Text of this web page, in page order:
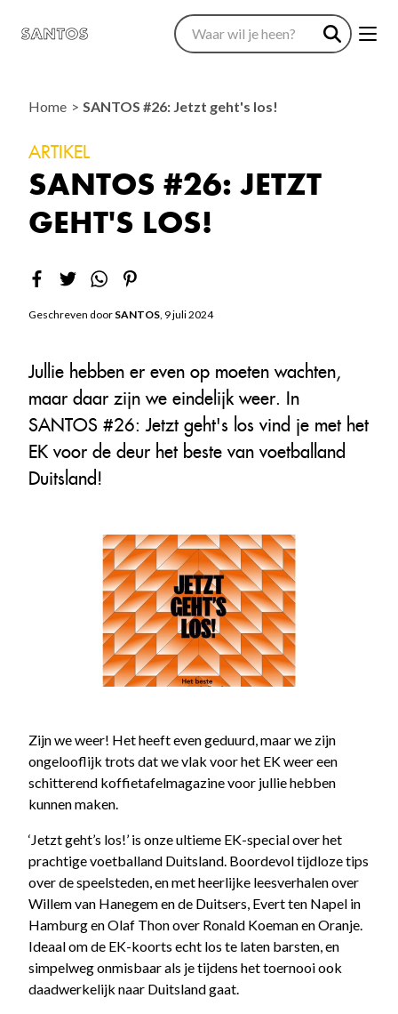
Home SANTOS #26: Jetzt geht's los!
ARTIKEL
SANTOS #26: JETZT
GEHT'S LOS!
Geschreven door SANTOS, 9 juli 2024
Jullie hebben er even op moeten wachten,
maar daar zijn we eindelijk weer. In
SANTOS #26: Jetzt geht's los vind je met het
EK voor de deur het beste van voetballand
Duitsland!
Zijn we weer! Het heeft even geduurd, maar we zijn
ongelooflijk trots dat we vlak voor het EK weer een
schitterend koffietafelmagazine voor jullie hebben
kunnen maken.
‘Jetzt geht’s los!’ is onze ultieme EK-special over het
prachtige voetballand Duitsland. Boordevol tijdloze tips
over de speelsteden, en met heerlijke leesverhalen over
Willem van Hanegem en de Duitsers, Evert ten Napel in
Hamburg en Olaf Thon over Ronald Koeman en Oranje.
Ideaal om de EK-koorts echt los te laten barsten, en
simpelweg onmisbaar als je tijdens het toernooi ook
daadwerkelijk naar Duitsland gaat.